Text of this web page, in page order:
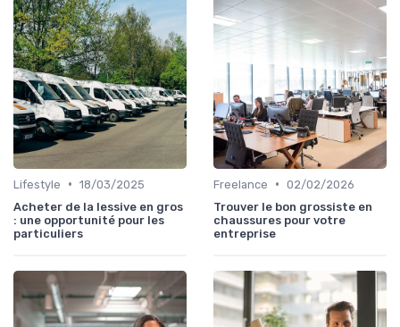
Lifestyle • 18/03/2025
Acheter de la lessive en gros
: une opportunité pour les
particuliers
Freelance • 02/02/2026
Trouver le bon grossiste en
chaussures pour votre
entreprise